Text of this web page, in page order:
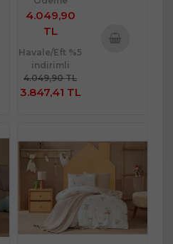
4.049,90
TL
Havale/Eft %5
indirimli
4.049,90 TL
3.847,41 TL